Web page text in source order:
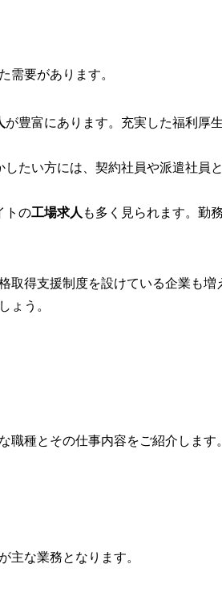
需要があります。
が豊富にあります。充実した福利厚
たい方には、契約社員や派遣社員
トの工場求人 も多く見られます。勤
取得支援制度を設けている企業も増
ょう。
職種とその仕事内容をご紹介します。
主な業務となります。